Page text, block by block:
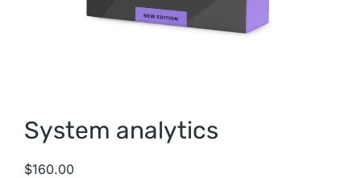
System analytics
$160.00